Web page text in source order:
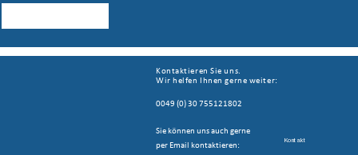
Kontaktieren Sie uns.
Wir helfen Ihnen gerne weiter:
0049 (0) 30 755121802
Sie können uns auch gerne
per Email kontaktieren:
Kontakt